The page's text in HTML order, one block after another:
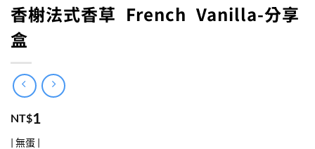
香榭法式香草 French Vanilla-分享
盒
NT$1
| 無蛋 |